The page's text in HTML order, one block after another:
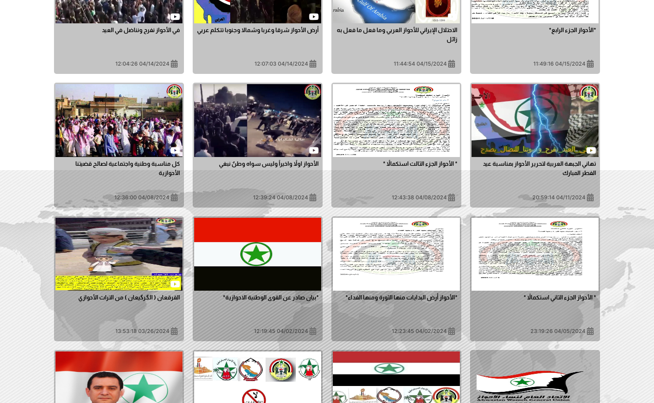
*الأحواز الجزء الرابع*
04/15/2024 11:49:16
الاحتلال الإيراني للأحواز العربي وما فعل ما فعل به
زائل
04/15/2024 11:44:54
أرض الأحواز شرقا وغربا وشمالا وجنوبا تتكلم عربي
04/14/2024 12:07:03
في الأحواز نفرح ونناضل في العيد
04/14/2024 12:04:26
تهاني الجبهة العربية لتحرير الأحواز بمناسبة عيد
الفطر المبارك
04/11/2024 20:59:14
* الأحواز الجزء الثالث استكمالاً *
04/08/2024 12:43:38
الأحواز اولاً واخيراً وليس سواه وطنٌ نبغي
04/08/2024 12:39:24
كل مناسبة وطنية واجتماعية لصالح قضيتنا
الأحوازية
04/08/2024 12:36:00
* الأحواز الجزء الثاني استكمالاً *
04/05/2024 23:19:26
*الأحواز أرض البدايات منها الثورة ومنها الفداء*
04/02/2024 12:23:45
*بيان صادر عن القوى الوطنية الاحوازية*
04/02/2024 12:19:45
القرقعان ( الگرگیعان ) من التراث الأحوازي
03/26/2024 13:53:18